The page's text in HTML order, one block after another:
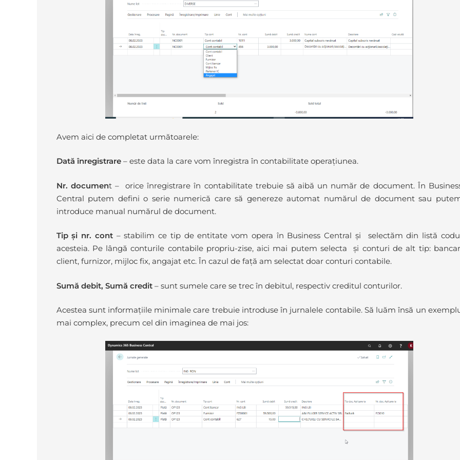
Avem aici de completat următoarele:
Dată înregistrare– este data la care vom înregistra în contabilitate operațiunea.
Nr. document – orice înregistrare în contabilitate trebuie să aibă un număr de document. În
Central putem defini o serie numerică care să genereze automat numărul de document sau
introduce manual numărul de document.
Tip și nr. cont– stabilim ce tip de entitate vom opera în Business Central și selectăm din listă
acesteia. Pe lângă conturile contabile propriu-zise, aici mai putem selecta și conturi de alt tip:
client, furnizor, mijloc fix, angajat etc. În cazul de față am selectat doar conturi contabile.
Sumă debit, Sumă credit– sunt sumele care se trec în debitul, respectiv creditul conturilor.
Acestea sunt informațiile minimale care trebuie introduse în jurnalele contabile. Să luăm însă un
mai complex, precum cel din imaginea de mai jos: